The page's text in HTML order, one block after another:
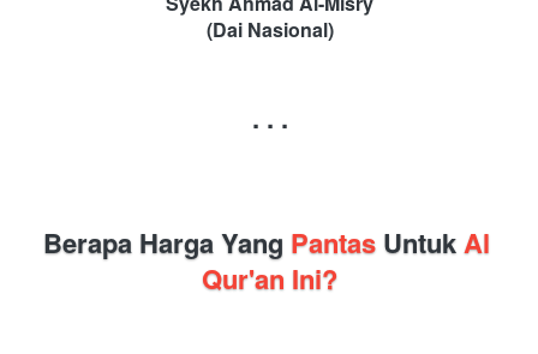
(Dai Nasional)
. . .
Berapa Harga Yang Pantas Untuk Al
Qur'an Ini?